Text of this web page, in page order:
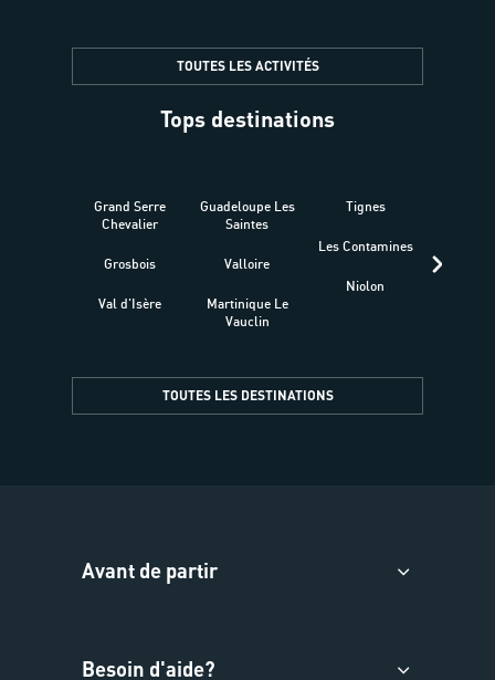
TOUTES LES ACTIVITÉS
Tops destinations
Grand Serre
Chevalier
Grosbois
Val d'Isère
Guadeloupe Les
Saintes
Valloire
Martinique Le
Vauclin
Tignes
Les Contamines
Niolon
TOUTES LES DESTINATIONS
Avant de partir
Besoin d'aide?